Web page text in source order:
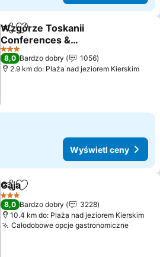
Udostępnij
Dodaj do ulubionych
Wzgórze Toskanii
Conferences &
Restaurant
3 Kategoria
8,0 Bardzo dobry
1056
2.9 km do: Plaża nad jeziorem Kierskim
Wyświetl ceny
UdostępnijDodaj do ulubionych
Gaja
3 Kategoria
8,0 Bardzo dobry
3228
10.4 km do: Plaża nad jeziorem Kierskim
Całodobowe opcje gastronomiczne